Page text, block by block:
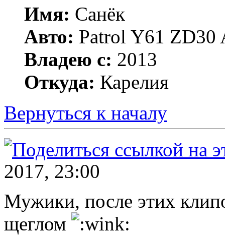
Имя: Санёк
Авто: Patrol Y61 ZD30
Владею с: 2013
Откуда: Карелия
Вернуться к началу
2017, 23:00
Мужики, после этих
щеглом